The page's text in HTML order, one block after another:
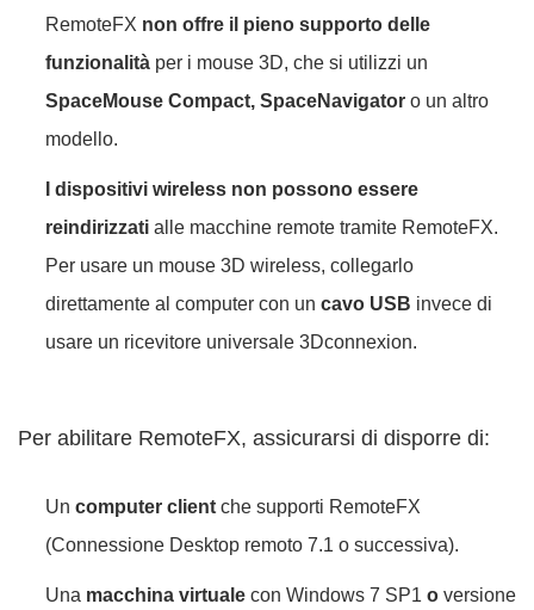
RemoteFX non offre il pieno supporto delle
funzionalità per i mouse 3D, che si utilizzi un
SpaceMouse Compact, SpaceNavigator o un altro
modello.
I dispositivi wireless non possono essere
reindirizzati alle macchine remote tramite RemoteFX.
Per usare un mouse 3D wireless, collegarlo
direttamente al computer con un cavo USB invece di
usare un ricevitore universale 3Dconnexion.
Per abilitare RemoteFX, assicurarsi di disporre di:
Un computer client che supporti RemoteFX
(Connessione Desktop remoto 7.1 o successiva).
Una macchina virtuale con Windows 7 SP1 o versione